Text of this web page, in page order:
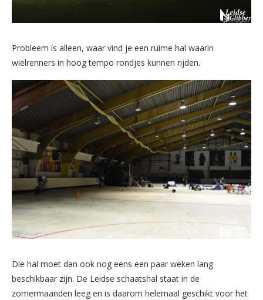
Probleem is alleen, waar vind je een ruime hal waarin
wielrenners in hoog tempo rondjes kunnen rijden.
Die hal moet dan ook nog eens een paar weken lang
beschikbaar zijn. De Leidse schaatshal staat in de
zomermaanden leeg en is daarom helemaal geschikt voor het